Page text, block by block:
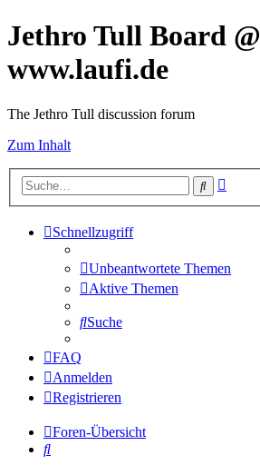
Jethro Tull Board @
www.laufi.de
The Jethro Tull discussion forum
Zum Inhalt
Suche
Schnellzugriff
Unbeantwortete Themen
Aktive Themen
Suche
FAQ
Anmelden
Registrieren
Foren-Übersicht
Suche